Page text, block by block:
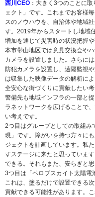
西川CEO ：大きく3つのことに
ェクト」です。これまでお客様
スのノウハウを、自治体や地域
す。2019年からスタートし地域
増加を通じて災害時の状況把握
本市帯山地区では意見交換会や
カメラを設置しました。さらに
防犯カメラを設置し、遠隔監視
は収集した映像データの解析に
全安心な街づくりに貢献したい
警備先も地域インフラの一部と
ラネットワークを広げることで
い考えです。
2つ目はグループとしての取組み
現」です。障がいを持つ方々に
ジェクトを計画しています。私
すステージに来たと思っていま
できる。それもまた、安らぎと思
3つ目は「ペロブスカイト太陽電
これは、塗るだけで設置できる
貢献できる可能性があります。